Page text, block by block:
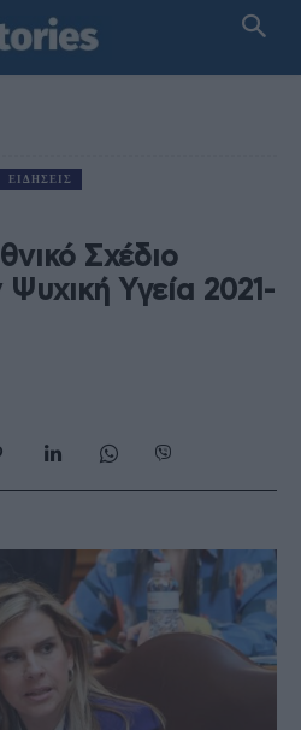
ΕΙΔΉΣΕΙΣ
Σχέδιο
Υγεία 2021-